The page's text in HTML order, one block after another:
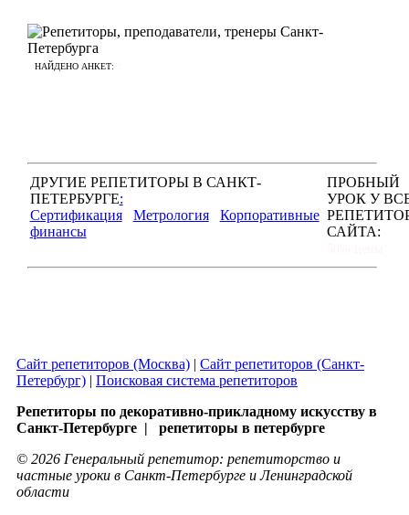
НАЙДЕНО АНКЕТ:
ДРУГИЕ РЕПЕТИТОРЫ В САНКТ-
ПЕТЕРБУРГЕ:
Сертификация
Метрология
Корпоративные
финансы
ПРОБНЫЙ
УРОК У
САЙТА:
Сайт репетиторов (Москва) | Сайт репетиторов (Санкт-
Петербург) | Поисковая система репетиторов
Репетиторы по декоративно-прикладному искусству в
Санкт-Петербурге | репетиторы в петербурге
© 2026 Генеральный репетитор: репетиторство и
частные уроки в Санкт-Петербурге и Ленинградской
области